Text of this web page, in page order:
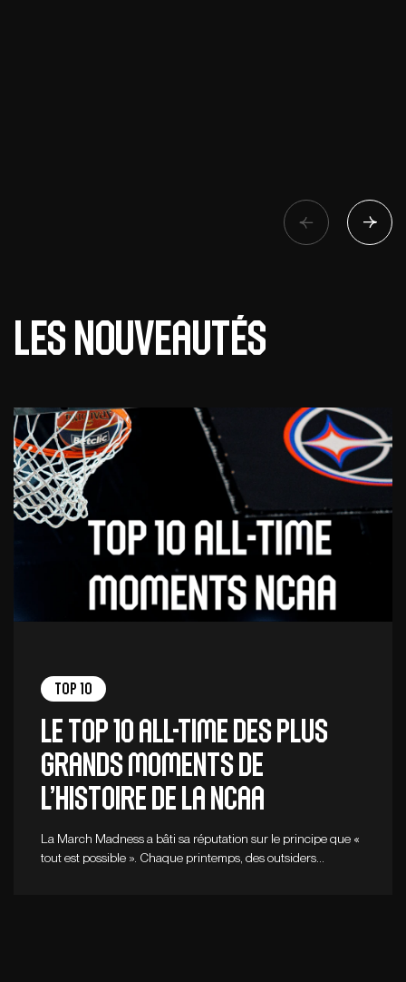
Les nouveautés
Top 10
Le top 10 all-time des plus
grands moments de
l’histoire de la NCAA
La March Madness a bâti sa réputation sur le principe que «
tout est possible ». Chaque printemps, des outsiders…